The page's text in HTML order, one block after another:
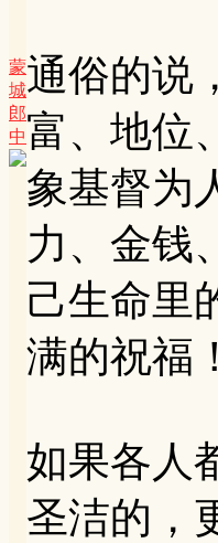
蒙
城
郎
中
通俗的说
富、地位
象基督为
力、金钱
己生命里
满的祝福！
如果各人
圣洁的，